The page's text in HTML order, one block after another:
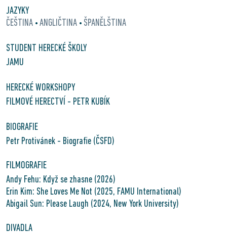
JAZYKY
ČEŠTINA • ANGLIČTINA • ŠPANĚLŠTINA
STUDENT HERECKÉ ŠKOLY
JAMU
HERECKÉ WORKSHOPY
FILMOVÉ HERECTVÍ - PETR KUBÍK
BIOGRAFIE
Petr Protivánek - Biografie (ČSFD)
FILMOGRAFIE
Andy Fehu: Když se zhasne (2026)
Erin Kim: She Loves Me Not (2025, FAMU International)
Abigail Sun: Please Laugh (2024, New York University)
DIVADLA